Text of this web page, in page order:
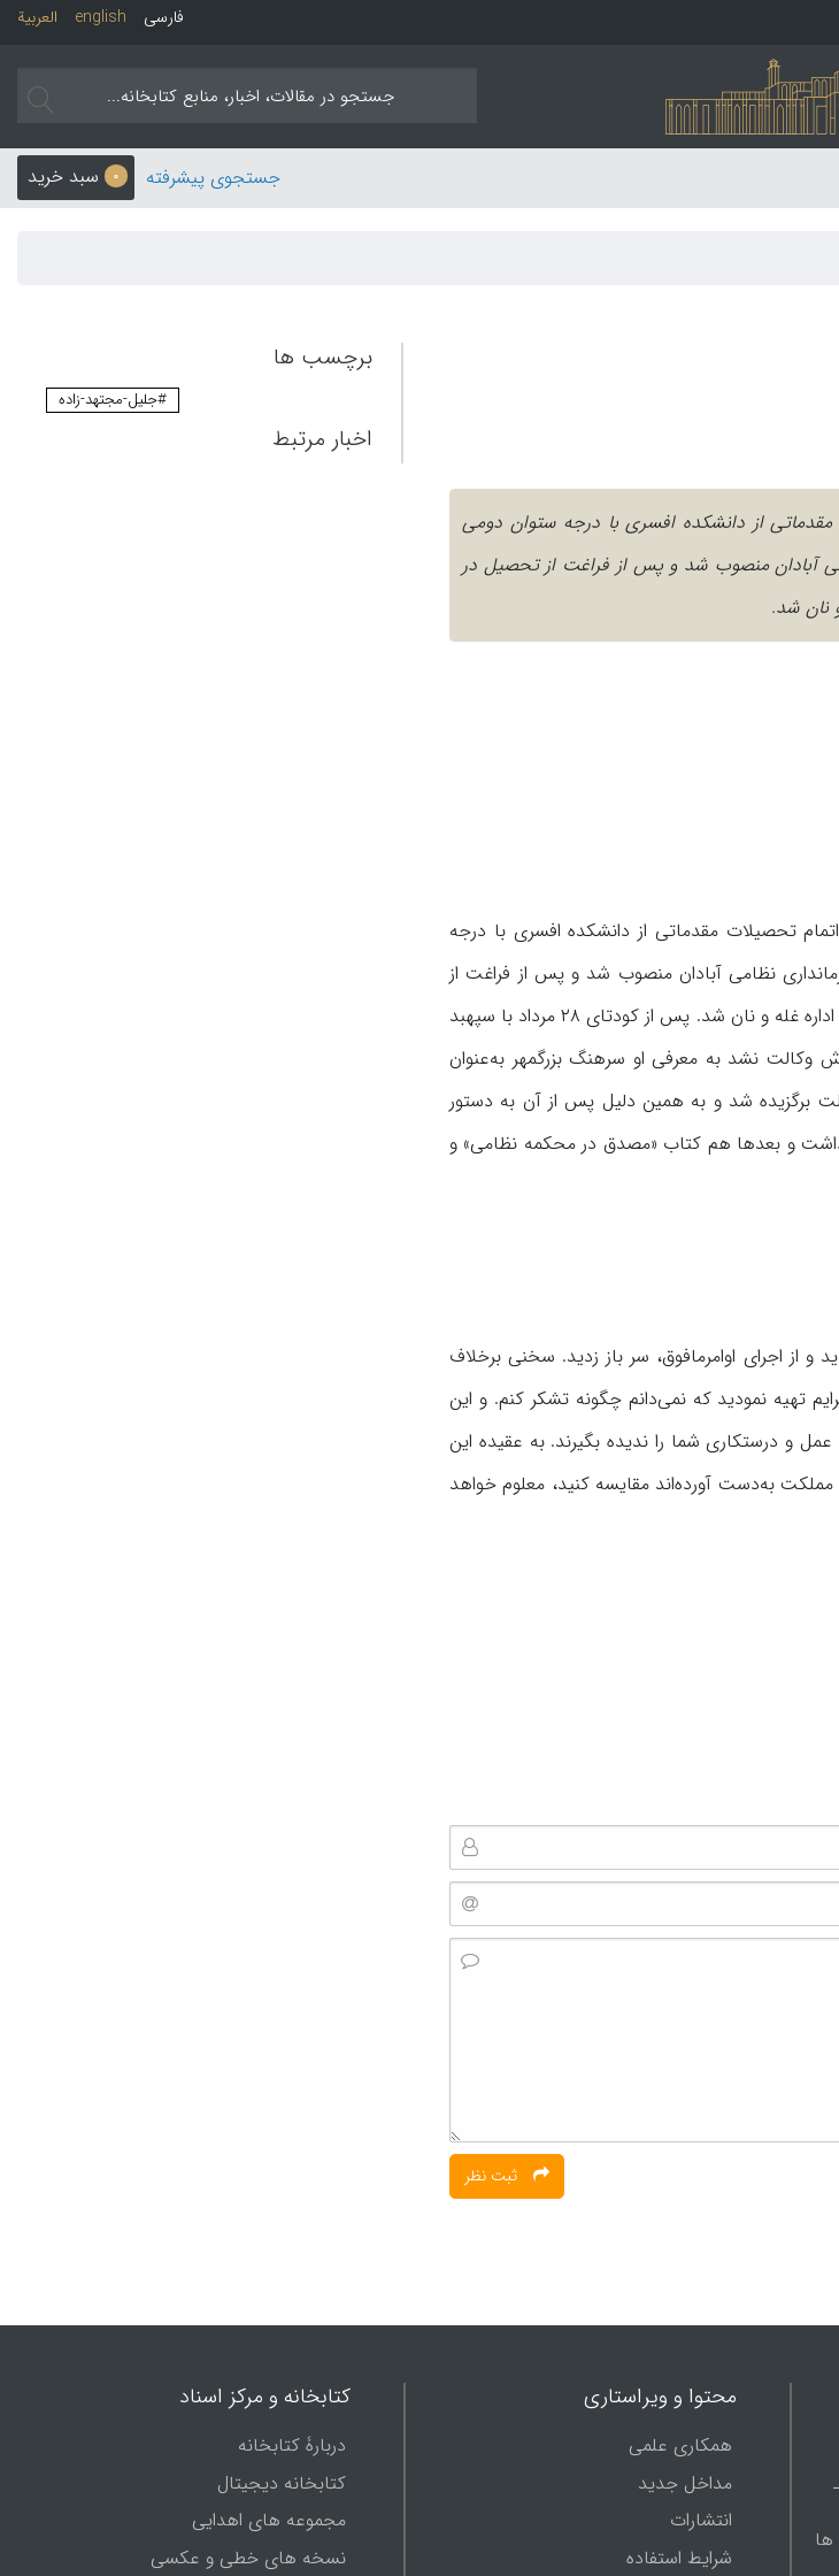
العربیة english فارسی
0 سبد خرید جستجوی پیشرفته
از اتمام تحصیلات مقدماتی از دانشکده افسری با درجه ستوان دومی
آبادان منصوب شد و پس از فراغت از تحصیل در
نان شد.
متولد شد. او پس از اتمام تحصیلات مقدماتی از دانشکده افسری با درجه
نظامی آبادان منصوب شد و پس از فراغت از
تحصیل در دانشکده حقوق و علوم سیاسی دادیار دادگاه عالی انتظامی قضات و بعداً رئیس اداره غله و نان شد. پس از کودتای ۲۸ مرداد با سپهبد
نشد به معرفی او سرهنگ بزرگمهر به‌عنوان
برگزیده شد و به همین دلیل پس از آن به دستور
و بعدها هم کتاب «مصدق در محکمه نظامی» و
اجرای اوامرمافوق، سر باز زدید. سخنی برخلاف
تهیه نمودید که نمی‌دانم چگونه تشکر کنم. و این
و درستکاری شما را ندیده بگیرند. به عقیده این
به‌دست آورده‌اند مقایسه کنید، معلوم خواهد
برچسب ها
#جلیل-مجتهد-زاده
اخبار مرتبط
ها
محتوا و ویراستاری
همکاری علمی
مداخل جدید
انتشارات
شرایط استفاده
کتابخانه و مرکز اسناد
دربارۀ کتابخانه
کتابخانه دیجیتال
مجموعه های اهدایی
نسخه های خطی و عکسی